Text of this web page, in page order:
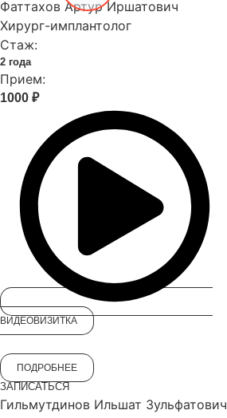
Фаттахов Артур Иршатович
Хирург-имплантолог
Стаж:
2 года
Прием:
1000 ₽
ВИДЕОВИЗИТКА
ПОДРОБНЕЕ
ЗАПИСАТЬСЯ
Гильмутдинов Ильшат Зульфатович